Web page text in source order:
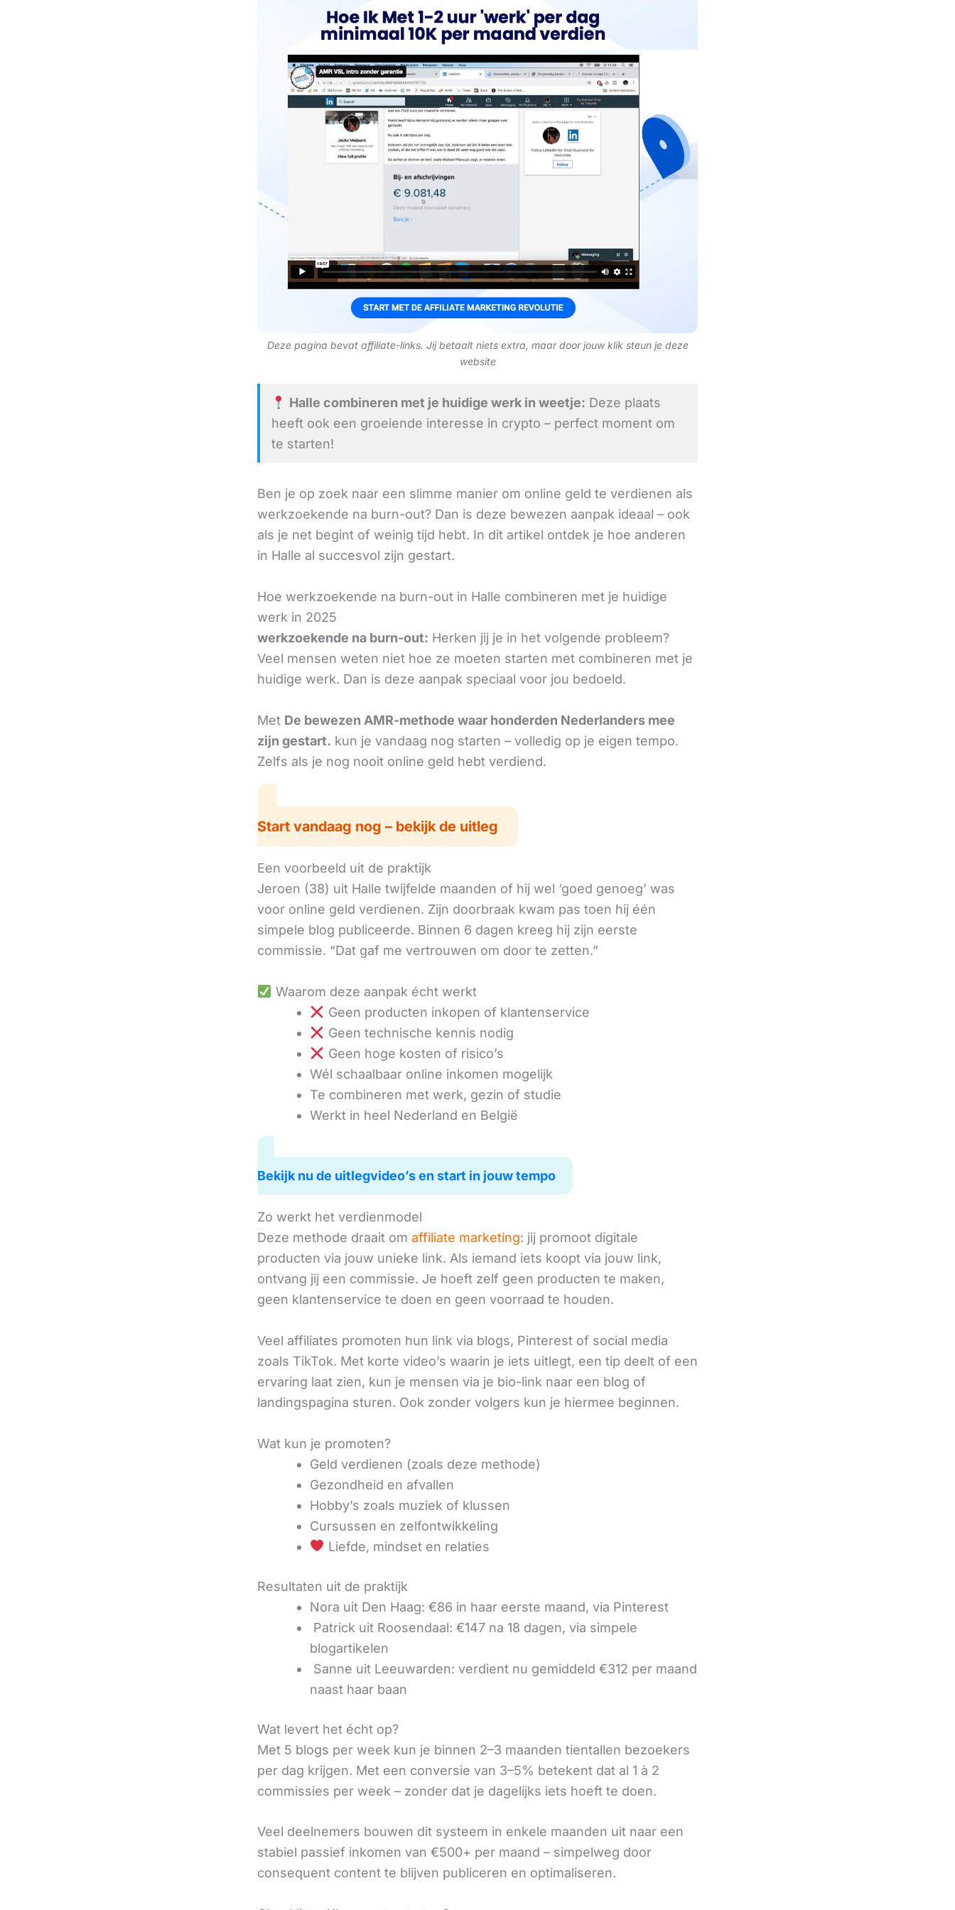
Deze pagina bevat affiliate-links. Jij betaalt niets extra, maar door jouw klik steun je deze
website
Halle combineren met je huidige werk in weetje: Deze plaats
heeft ook een groeiende interesse in crypto – perfect moment om
te starten!
Ben je op zoek naar een slimme manier om online geld te verdienen als
werkzoekende na burn-out? Dan is deze bewezen aanpak ideaal – ook
als je net begint of weinig tijd hebt. In dit artikel ontdek je hoe anderen
in Halle al succesvol zijn gestart.
Hoe werkzoekende na burn-out in Halle combineren met je huidige
werk in 2025
werkzoekende na burn-out: Herken jij je in het volgende probleem?
Veel mensen weten niet hoe ze moeten starten met combineren met je
huidige werk. Dan is deze aanpak speciaal voor jou bedoeld.
Met De bewezen AMR-methode waar honderden Nederlanders mee
zijn gestart. kun je vandaag nog starten – volledig op je eigen tempo.
Zelfs als je nog nooit online geld hebt verdiend.
Start vandaag nog – bekijk de uitleg
Een voorbeeld uit de praktijk
Jeroen (38) uit Halle twijfelde maanden of hij wel ‘goed genoeg’ was
voor online geld verdienen. Zijn doorbraak kwam pas toen hij één
simpele blog publiceerde. Binnen 6 dagen kreeg hij zijn eerste
commissie. “Dat gaf me vertrouwen om door te zetten.”
Waarom deze aanpak écht werkt
Geen producten inkopen of klantenservice
Geen technische kennis nodig
Geen hoge kosten of risico’s
Wél schaalbaar online inkomen mogelijk
Te combineren met werk, gezin of studie
Werkt in heel Nederland en België
Bekijk nu de uitlegvideo’s en start in jouw tempo
Zo werkt het verdienmodel
Deze methode draait om affiliate marketing: jij promoot digitale
producten via jouw unieke link. Als iemand iets koopt via jouw link,
ontvang jij een commissie. Je hoeft zelf geen producten te maken,
geen klantenservice te doen en geen voorraad te houden.
Veel affiliates promoten hun link via blogs, Pinterest of social media
zoals TikTok. Met korte video’s waarin je iets uitlegt, een tip deelt of een
ervaring laat zien, kun je mensen via je bio-link naar een blog of
landingspagina sturen. Ook zonder volgers kun je hiermee beginnen.
Wat kun je promoten?
Geld verdienen (zoals deze methode)
Gezondheid en afvallen
Hobby’s zoals muziek of klussen
Cursussen en zelfontwikkeling
Liefde, mindset en relaties
Resultaten uit de praktijk
Nora uit Den Haag: €86 in haar eerste maand, via Pinterest
‍ Patrick uit Roosendaal: €147 na 18 dagen, via simpele
blogartikelen
‍ Sanne uit Leeuwarden: verdient nu gemiddeld €312 per maand
naast haar baan
Wat levert het écht op?
Met 5 blogs per week kun je binnen 2–3 maanden tientallen bezoekers
per dag krijgen. Met een conversie van 3–5% betekent dat al 1 à 2
commissies per week – zonder dat je dagelijks iets hoeft te doen.
Veel deelnemers bouwen dit systeem in enkele maanden uit naar een
stabiel passief inkomen van €500+ per maand – simpelweg door
consequent content te blijven publiceren en optimaliseren.